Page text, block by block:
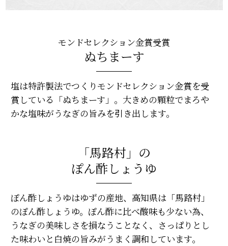
モンドセレクション金賞受賞
ぬちまーす
塩は特許製法でつくりモンドセレクション金賞を受
賞している「ぬちまーす」。大きめの顆粒でまろや
かな塩味がうなぎの旨みを引き出します。
「馬路村」の
ぽん酢しょうゆ
ぽん酢しょうゆはゆずの産地、高知県は「馬路村」
のぽん酢しょうゆ。ぽん酢に比べ酸味も少ない為、
うなぎの美味しさを損なうことなく、さっぱりとし
た味わいと白焼の旨みがうまく調和しています。